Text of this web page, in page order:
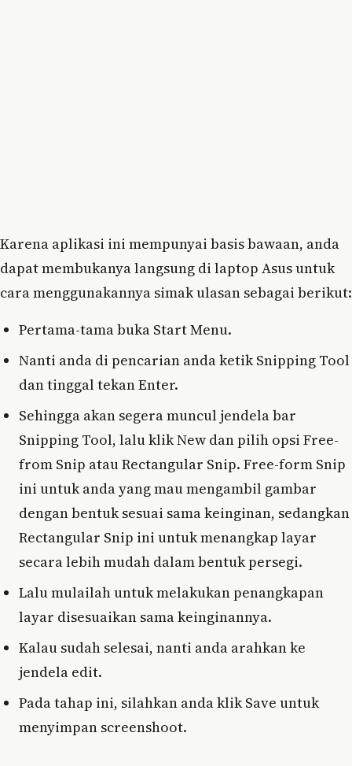
Karena aplikasi ini mempunyai basis bawaan, anda
dapat membukanya langsung di laptop Asus untuk
cara menggunakannya simak ulasan sebagai berikut:
Pertama-tama buka Start Menu.
Nanti anda di pencarian anda ketik Snipping Tool
dan tinggal tekan Enter.
Sehingga akan segera muncul jendela bar
Snipping Tool, lalu klik New dan pilih opsi Free-
from Snip atau Rectangular Snip. Free-form Snip
ini untuk anda yang mau mengambil gambar
dengan bentuk sesuai sama keinginan, sedangkan
Rectangular Snip ini untuk menangkap layar
secara lebih mudah dalam bentuk persegi.
Lalu mulailah untuk melakukan penangkapan
layar disesuaikan sama keinginannya.
Kalau sudah selesai, nanti anda arahkan ke
jendela edit.
Pada tahap ini, silahkan anda klik Save untuk
menyimpan screenshoot.